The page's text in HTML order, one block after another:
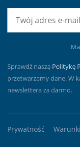
Sprawdź naszą Politykę
przetwarzamy dane. W
newslettera za darmo.
Prywatność Warunki